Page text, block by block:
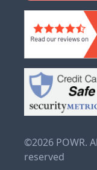
©2026 POWR.
reserved